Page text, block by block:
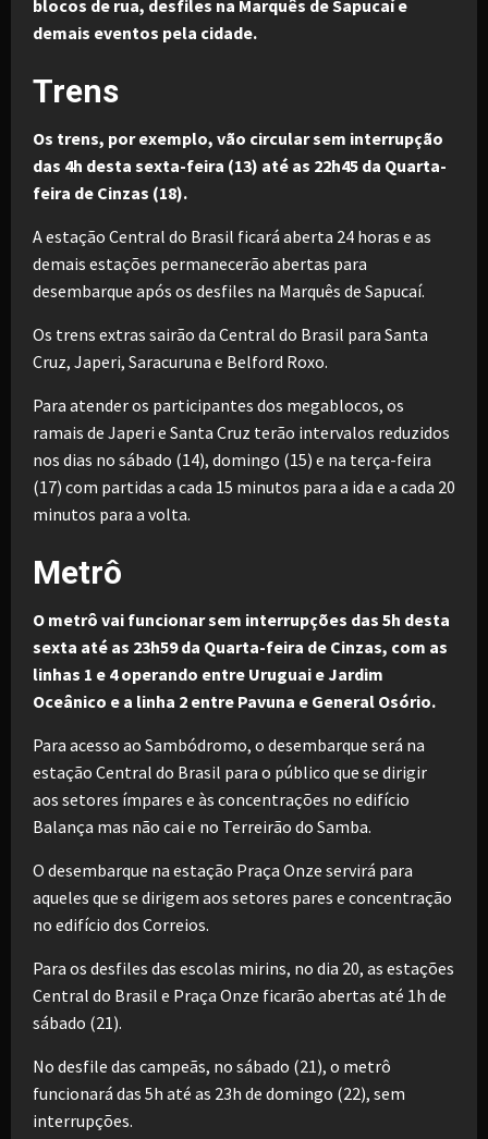
blocos de rua, desfiles na Marquês de Sapucaí e
demais eventos pela cidade.
Trens
Os trens, por exemplo, vão circular sem interrupção
das 4h desta sexta-feira (13) até as 22h45 da Quarta-
feira de Cinzas (18).
A estação Central do Brasil ficará aberta 24 horas e as
demais estações permanecerão abertas para
desembarque após os desfiles na Marquês de Sapucaí.
Os trens extras sairão da Central do Brasil para Santa
Cruz, Japeri, Saracuruna e Belford Roxo.
Para atender os participantes dos megablocos, os
ramais de Japeri e Santa Cruz terão intervalos reduzidos
nos dias no sábado (14), domingo (15) e na terça-feira
(17) com partidas a cada 15 minutos para a ida e a cada 20
minutos para a volta.
Metrô
O metrô vai funcionar sem interrupções das 5h desta
sexta até as 23h59 da Quarta-feira de Cinzas, com as
linhas 1 e 4 operando entre Uruguai e Jardim
Oceânico e a linha 2 entre Pavuna e General Osório.
Para acesso ao Sambódromo, o desembarque será na
estação Central do Brasil para o público que se dirigir
aos setores ímpares e às concentrações no edifício
Balança mas não cai e no Terreirão do Samba.
O desembarque na estação Praça Onze servirá para
aqueles que se dirigem aos setores pares e concentração
no edifício dos Correios.
Para os desfiles das escolas mirins, no dia 20, as estações
Central do Brasil e Praça Onze ficarão abertas até 1h de
sábado (21).
No desfile das campeãs, no sábado (21), o metrô
funcionará das 5h até as 23h de domingo (22), sem
interrupções.